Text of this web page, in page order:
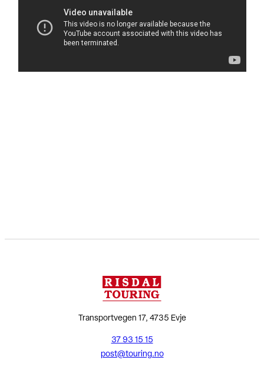
Transportvegen 17, 4735 Evje
37 93 15 15
post@touring.no